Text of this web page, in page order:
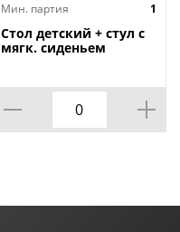
Мин. партия
1
Стол детский + стул с
мягк. сиденьем
КП2, цвет в
ассортименте, НИКА,